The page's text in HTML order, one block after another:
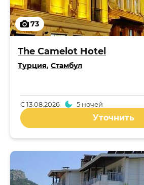
73
The Camelot Hotel
Турция, Стамбул
С13.08.2026 5 ночей
Уточнить